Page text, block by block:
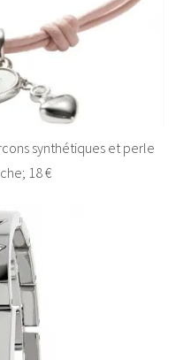
synthétiques et perle
18 €